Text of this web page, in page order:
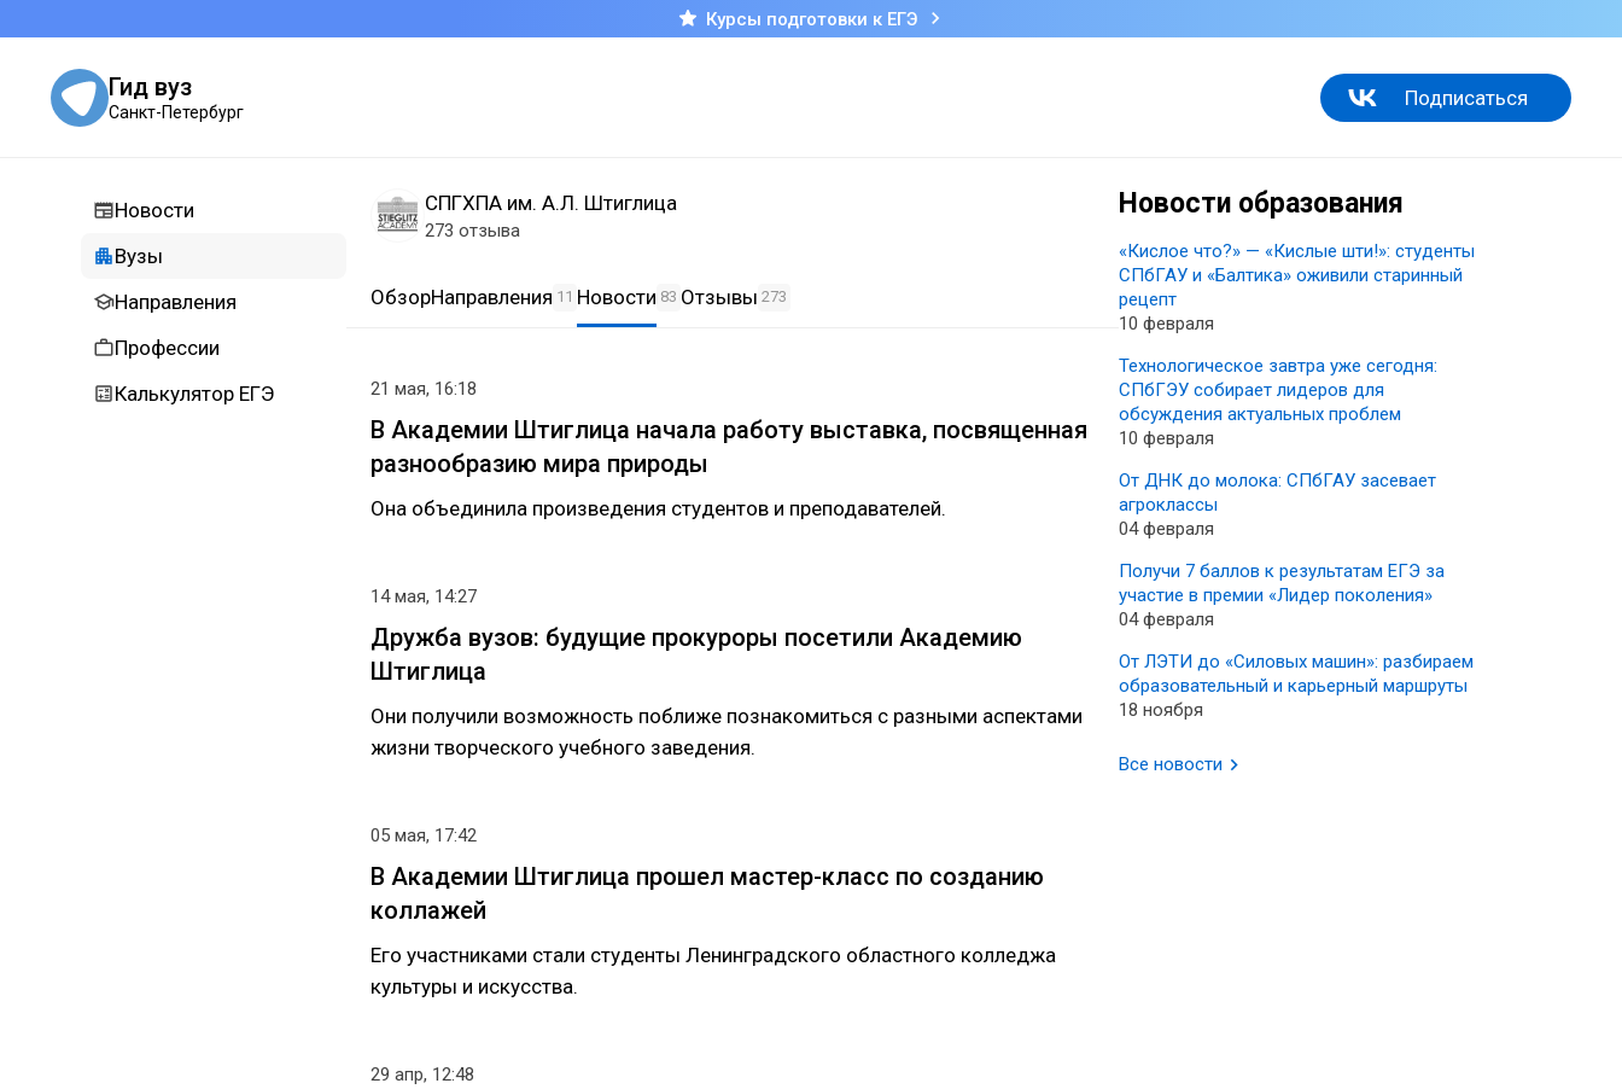
Курсы подготовки к ЕГЭ
Гид вуз
Санкт-Петербург
Подписаться
Новости
Вузы
Направления
Профессии
Калькулятор ЕГЭ
Новости образования
«Кислое что?» — «Кислые шти!»: студенты
СПбГАУ и «Балтика» оживили старинный
рецепт
10 февраля
Технологическое завтра уже сегодня:
СПбГЭУ собирает лидеров для
обсуждения актуальных проблем
10 февраля
От ДНК до молока: СПбГАУ засевает
агроклассы
04 февраля
Получи 7 баллов к результатам ЕГЭ за
участие в премии «Лидер поколения»
04 февраля
От ЛЭТИ до «Силовых машин»: разбираем
образовательный и карьерный маршруты
18 ноября
Все новости
СПГХПА им. А.Л. Штиглица
273 отзыва
ОбзорНаправления 11 Новости 83 Отзывы 273
21 мая, 16:18
В Академии Штиглица начала работу выставка, посвященная
разнообразию мира природы
Она объединила произведения студентов и преподавателей.
14 мая, 14:27
Дружба вузов: будущие прокуроры посетили Академию
Штиглица
Они получили возможность поближе познакомиться с разными аспектами
жизни творческого учебного заведения.
05 мая, 17:42
В Академии Штиглица прошел мастер-класс по созданию
коллажей
Его участниками стали студенты Ленинградского областного колледжа
культуры и искусства.
29 апр, 12:48